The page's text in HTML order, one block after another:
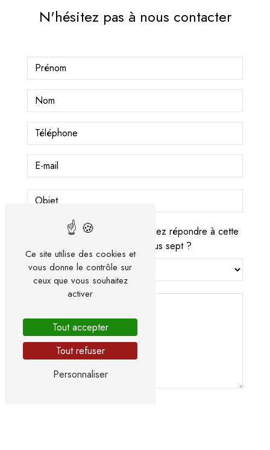
N'hésitez pas à nous contacter
Vous n'êtes pas un robot, veuillez répondre à cette
question : combien font trois plus sept ?
Ce site utilise des cookies et
vous donne le contrôle sur
ceux que vous souhaitez
activer
Tout accepter
Tout refuser
Personnaliser